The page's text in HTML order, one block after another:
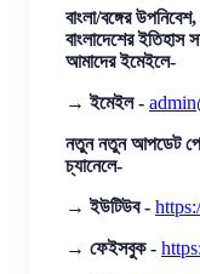
বাংলা/বঙ্গের
বাংলাদেশের
আমাদের ইমেইলে-
→ ইমেইল -
নতুন নতুন আপডেট
চ্যানেলে-
→ ইউটিউব -
→ ফেইসবুক -